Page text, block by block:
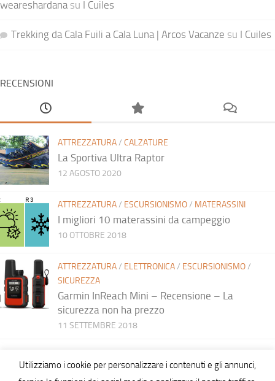
weareshardana su I Cuiles
Trekking da Cala Fuili a Cala Luna | Arcos Vacanze su I Cuiles
RECENSIONI
ATTREZZATURA/ CALZATURE
La Sportiva Ultra Raptor
12 AGOSTO 2020
ATTREZZATURA/ ESCURSIONISMO/ MATERASSINI
I migliori 10 materassini da campeggio
10 OTTOBRE 2018
ATTREZZATURA/ ELETTRONICA/ ESCURSIONISMO/
SICUREZZA
Garmin InReach Mini – Recensione – La
sicurezza non ha prezzo
11 SETTEMBRE 2018
Utilizziamo i cookie per personalizzare i contenuti e gli annunci,